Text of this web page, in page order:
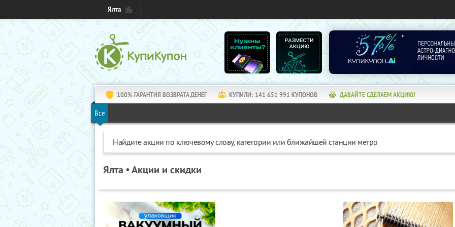
Ялта
100% ГАРАНТИЯ ВОЗВРАТА ДЕНЕГ КУПИЛИ: 141 651 991 КУПОНОВ ДАВАЙТЕ СДЕЛАЕМ АКЦИЮ!
Все
Ялта • Акции и скидки